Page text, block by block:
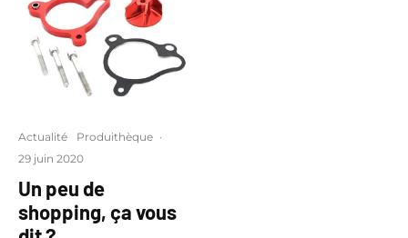
Actualité Produithèque ·
29 juin 2020
Un peu de
shopping, ça vous